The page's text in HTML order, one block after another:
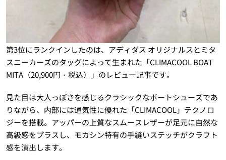
第3位にランクインしたのは、アディダス オリジナルスとミタ
スニーカーズのタッグによって生まれた「CLIMACOOL BOAT
MITA（20,900円・税込）」のレビュー記事です。
見た目は大人っぽさを感じるクラシックなボートシューズであ
りながら、内部には通気性に優れた「CLIMACOOL」テクノロ
ジーを搭載。アッパーの上質なスムースレザーが足元に自然な
高級感をプラスし、モカシン特有の手縫いステッチがクラフト
感を演出します。